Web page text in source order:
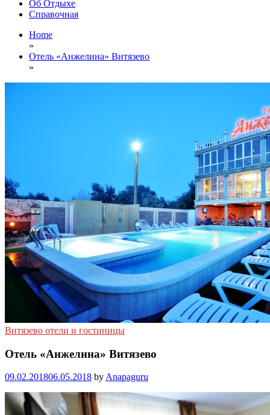
Об Отдыхе
Справочная
Home
»
Отель «Анжелина» Витязево
»
Витязево отели и гостиницы
Отель «Анжелина» Витязево
09.02.201806.05.2018 by Anapaguru